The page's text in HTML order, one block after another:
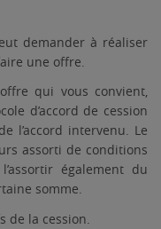
demander à réaliser
une offre.
qui vous convient,
d’accord de cession
l’accord intervenu. Le
assorti de conditions
également du
somme.
de la cession.